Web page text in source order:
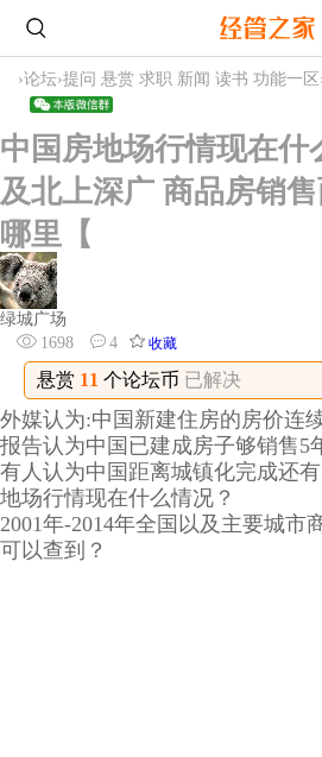
›论坛›提问 悬赏 求职 新闻 读书 功能一区
中国房地场行情现在什
及北上深广 商品房销
哪里【
绿城广场
1698
4 收藏
悬赏 11 个论坛币 已解决
外媒认为:中国新建住房的房价连
报告认为中国已建成房子够销售5
有人认为中国距离城镇化完成还
地场行情现在什么情况？
2001年-2014年全国以及主要城市
可以查到？